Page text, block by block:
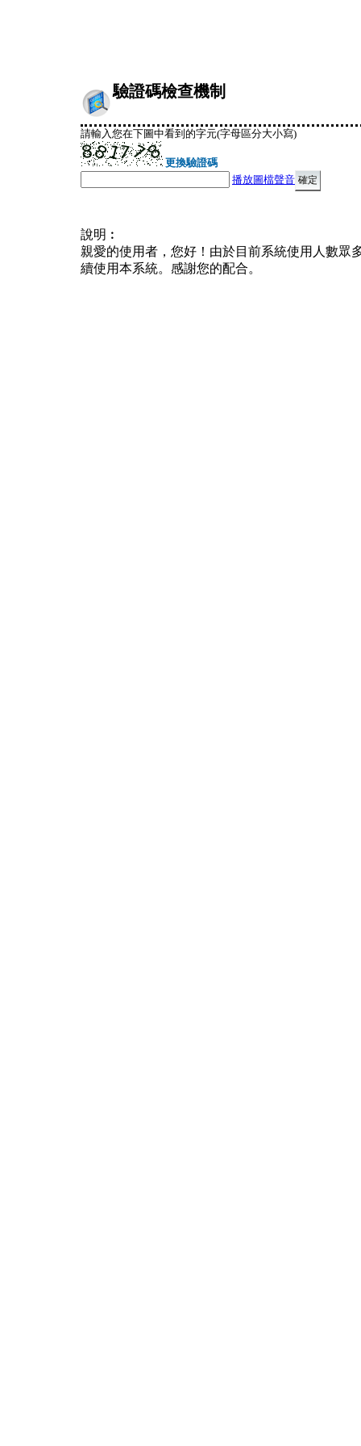
驗證碼檢查機制
請輸入您在下圖中看到的字元(字母區分大小寫)
更換驗證碼
播放圖檔聲音
說明︰
親愛的使用者，您好！由於目前系統使用人數眾
續使用本系統。感謝您的配合。